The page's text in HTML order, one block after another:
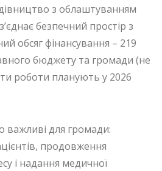
з облаштуванням
безпечний простір з
обсяг фінансування – 219
бюджету та громади (не
роботи планують у 2026
важливі для громади:
продовження
і надання медичної